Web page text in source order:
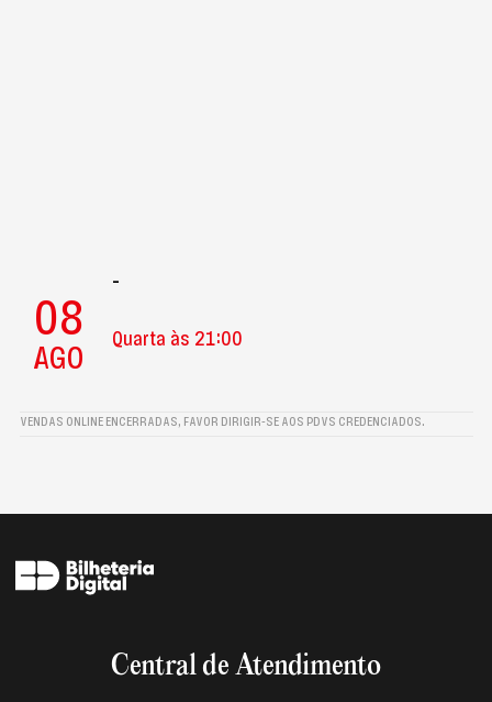
08
AGO
-
Quarta às 21:00
VENDAS ONLINE ENCERRADAS, FAVOR DIRIGIR-SE AOS PDVS CREDENCIADOS.
Central de Atendimento